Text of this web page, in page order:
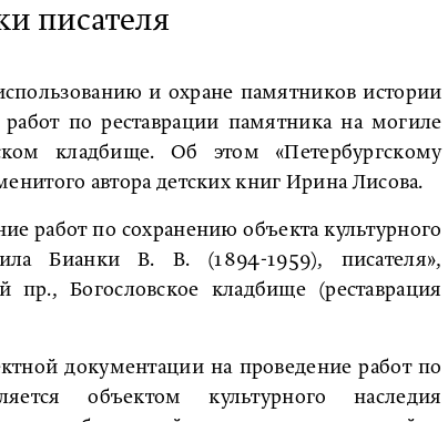
писателя
и охране памятников истории
по реставрации памятника на могиле
кладбище. Об этом «Петербургскому
автора детских книг Ирина Лисова.
работ по сохранению объекта культурного
Бианки В. В. (1894-1959), писателя»,
пр., Богословское кладбище (реставрация
документации на проведение работ по
объектом культурного наследия